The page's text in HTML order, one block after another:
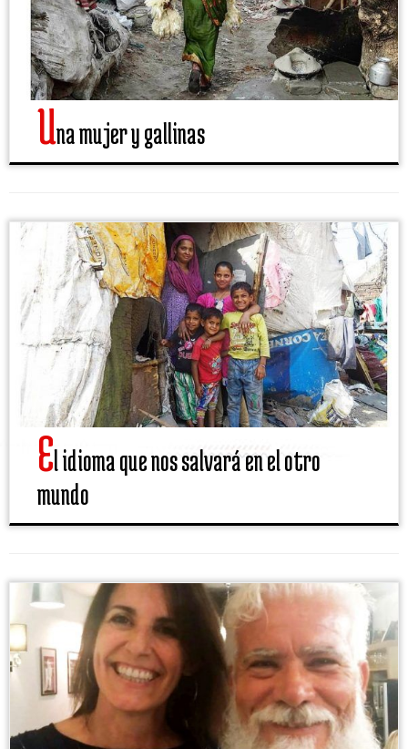
Una mujer y gallinas
El idioma que nos salvará en el otro
mundo